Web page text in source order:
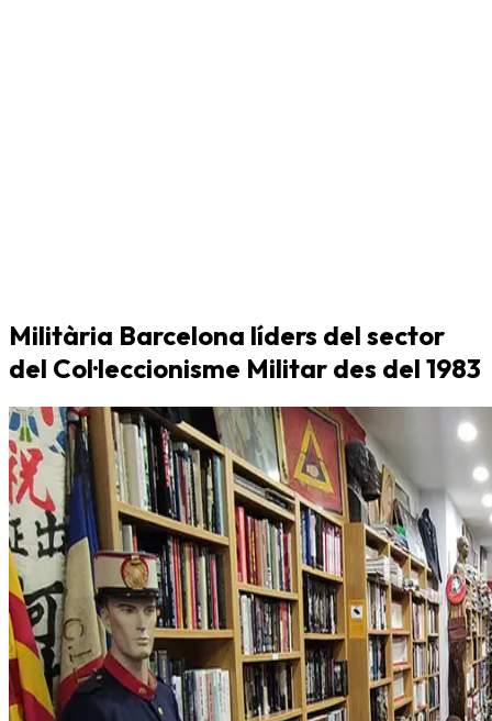
Militària Barcelona líders del sector
del Col·leccionisme Militar des del 1983